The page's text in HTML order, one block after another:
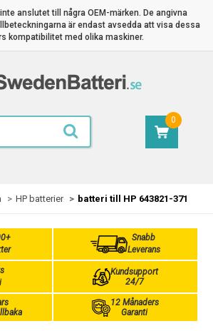
anslutet till några OEM-märken. De angivna
är endast avsedda att visa dessa
kompatibilitet med olika maskiner.
0
HP batterier batteri till HP 643821-371
Snabb
Leverans
Kundsupport
24/7
12 Månaders
Garanti